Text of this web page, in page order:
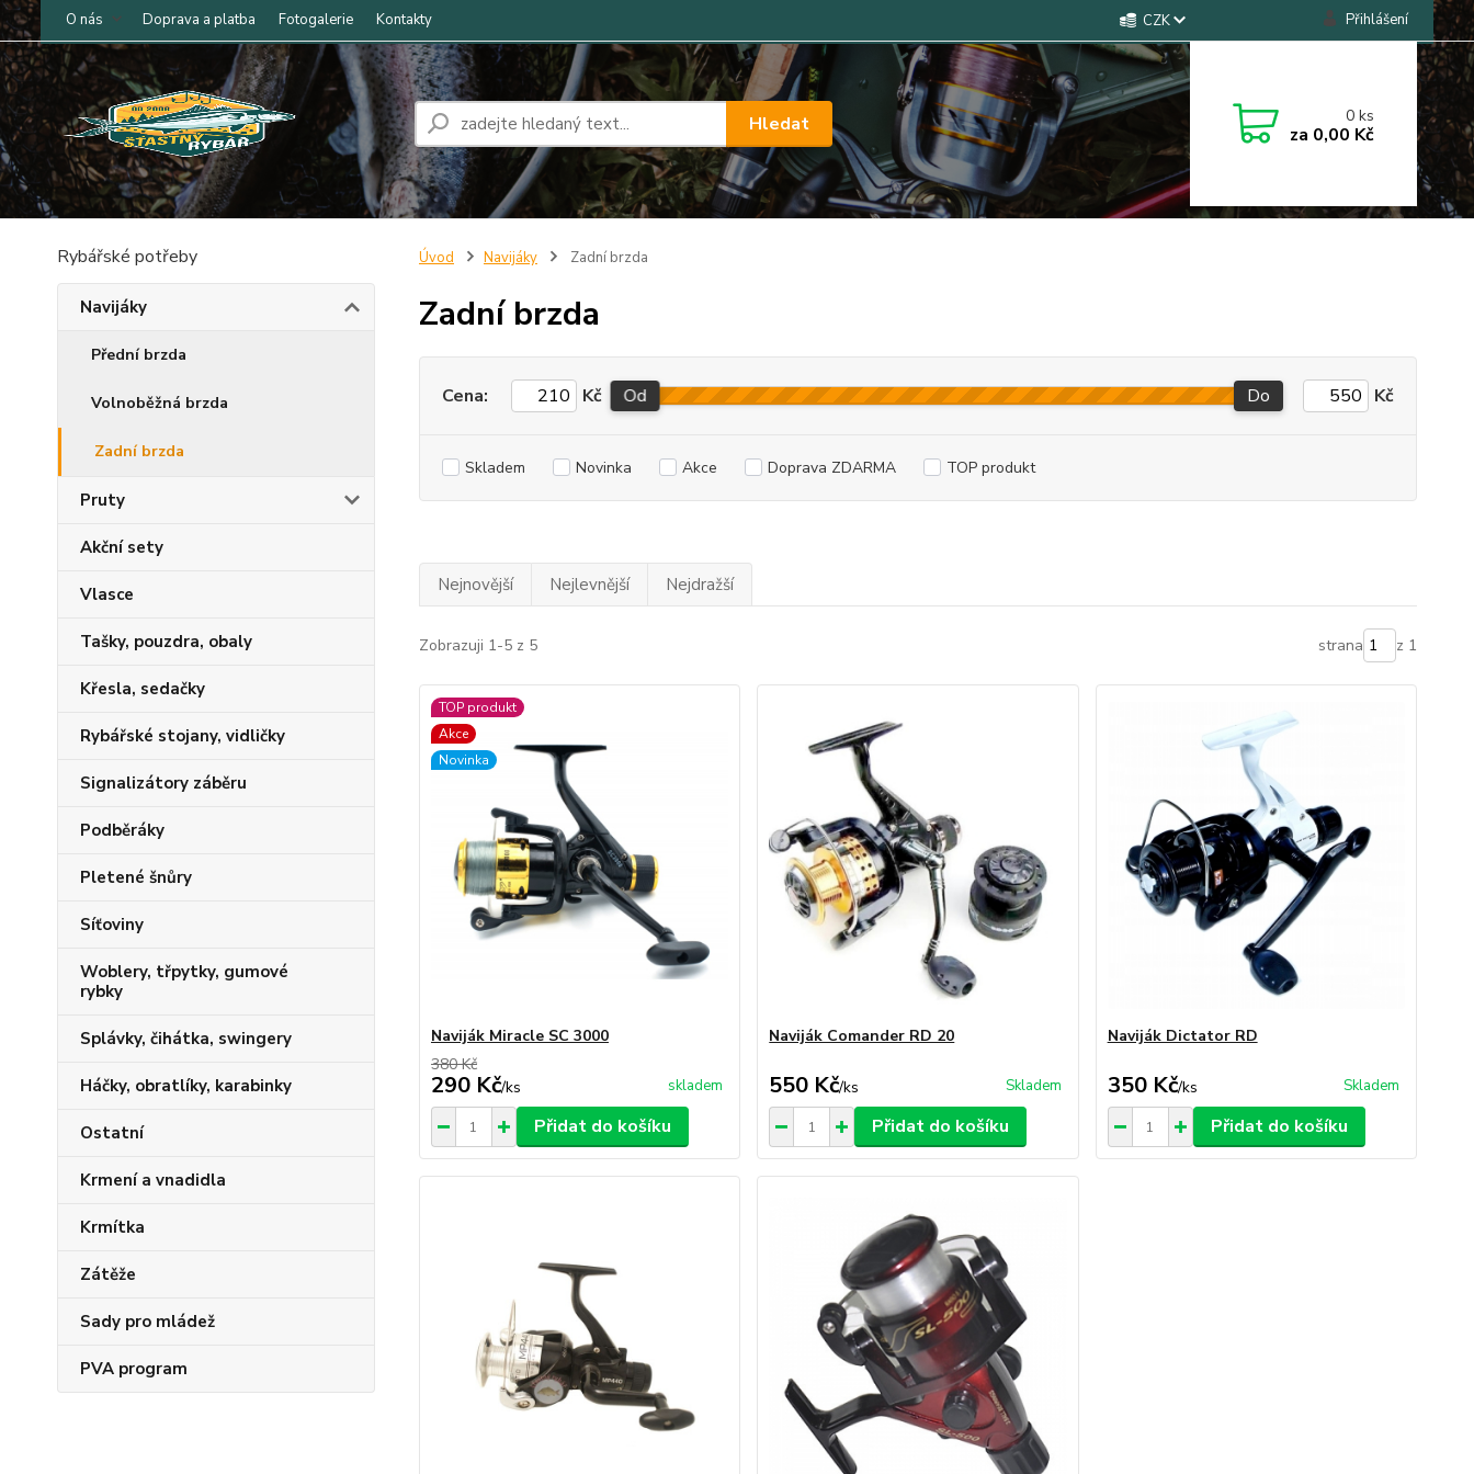
O nás Doprava a platba Fotogalerie Kontakty CZK Přihlášení
Hledat 0ks
za 0,00 Kč
Rybářské potřeby
Navijáky
Přední brzda
Volnoběžná brzda
Zadní brzda
Pruty
Akční sety
Vlasce
Tašky, pouzdra, obaly
Křesla, sedačky
Rybářské stojany, vidličky
Signalizátory záběru
Podběráky
Pletené šnůry
Síťoviny
Woblery, třpytky, gumové
rybky
Splávky, čihátka, swingery
Háčky, obratlíky, karabinky
Ostatní
Krmení a vnadidla
Krmítka
Zátěže
Sady pro mládež
PVA program
Úvod Navijáky Zadní brzda
Zadní brzda
Cena: Kč Od Do Kč
Skladem Novinka Akce Doprava ZDARMA TOP produkt
Nejnovější Nejlevnější Nejdražší
Zobrazuji 1-5 z 5 strana z 1
TOP produkt
Akce
Novinka
Naviják Miracle SC 3000
380 Kč
290 Kč/ks skladem
Přidat do košíku
Naviják Comander RD 20
550 Kč/ks Skladem
Přidat do košíku
Naviják Dictator RD
350 Kč/ks Skladem
Přidat do košíku